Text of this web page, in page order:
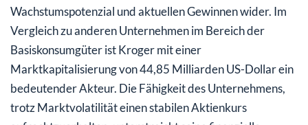
Wachstumspotenzial und aktuellen Gewinnen wider. Im
Vergleich zu anderen Unternehmen im Bereich der
Basiskonsumgüter ist Kroger mit einer
Marktkapitalisierung von 44,85 Milliarden US-Dollar ein
bedeutender Akteur. Die Fähigkeit des Unternehmens,
trotz Marktvolatilität einen stabilen Aktienkurs